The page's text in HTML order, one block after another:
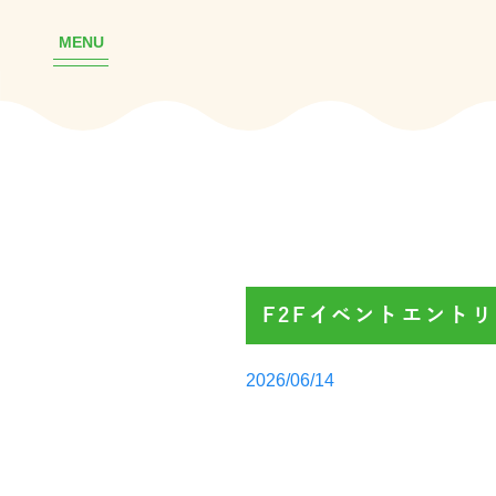
MENU
F2Fイベントエント
Posted
2026/06/14